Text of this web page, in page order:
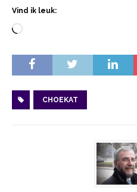
Vind ik leuk:
CHOEKAT